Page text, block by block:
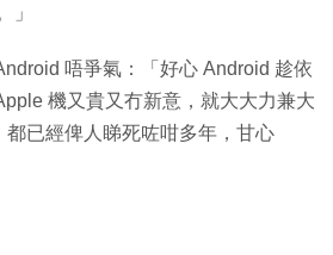
」
唔爭氣：「好心 Android 趁依
機又貴又冇新意，就大大力兼大
都已經俾人睇死咗咁多年，甘心